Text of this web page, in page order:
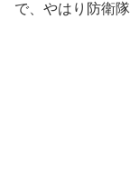
で、やはり防衛